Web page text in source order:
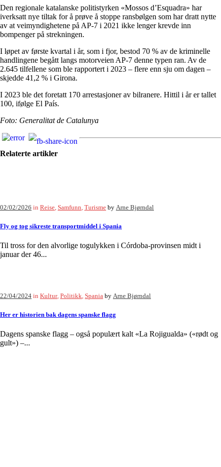
Den regionale katalanske politistyrken «Mossos d’Esquadra» har
iverksatt nye tiltak for å prøve å stoppe ransbølgen som har dratt nytte
av at veimyndighetene på AP-7 i 2021 ikke lenger krevde inn
bompenger på strekningen.
I løpet av første kvartal i år, som i fjor, bestod 70 % av de kriminelle
handlingene begått langs motorveien AP-7 denne typen ran. Av de
2.645 tilfellene som ble rapportert i 2023 – flere enn sju om dagen –
skjedde 41,2 % i Girona.
I 2023 ble det foretatt 170 arrestasjoner av bilranere. Hittil i år er tallet
100, ifølge El País.
Foto: Generalitat de Catalunya
Relaterte artikler
02/02/2026 in Reise Samfunn Turisme by Arne Bjørndal
Fly og tog sikreste transportmiddel i Spania
Til tross for den alvorlige togulykken i Córdoba-provinsen midt i
januar der 46...
22/04/2024 in Kultur, Politikk, Spania by Arne Bjørndal
Her er historien bak dagens spanske flagg
Dagens spanske flagg – også populært kalt «La Rojigualda» («rødt og
gult») –...